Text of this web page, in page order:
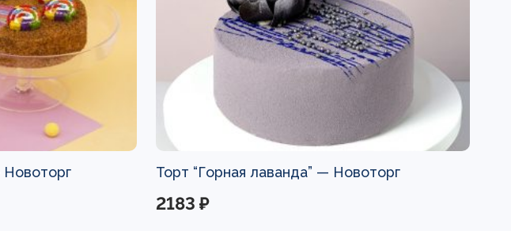
Новоторг Торт “Горная лаванда” — Новоторг
2183 ₽